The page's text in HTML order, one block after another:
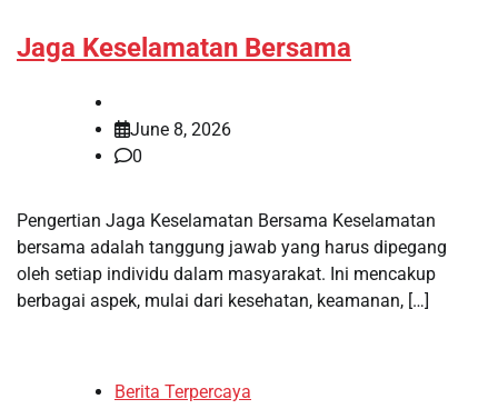
Jaga Keselamatan Bersama
June 8, 2026
0
Pengertian Jaga Keselamatan Bersama Keselamatan
bersama adalah tanggung jawab yang harus dipegang
oleh setiap individu dalam masyarakat. Ini mencakup
berbagai aspek, mulai dari kesehatan, keamanan, […]
Berita Terpercaya